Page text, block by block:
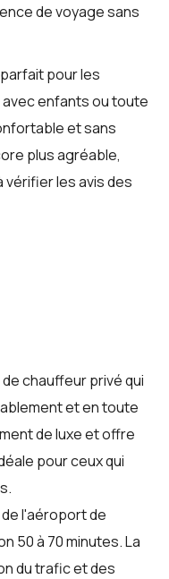
de voyage sans
pour les
enfants ou toute
et sans
plus agréable,
vérifier les avis des
chauffeur privé qui
et en toute
de luxe et offre
pour ceux qui
l'aéroport de
50 à 70 minutes. La
du trafic et des